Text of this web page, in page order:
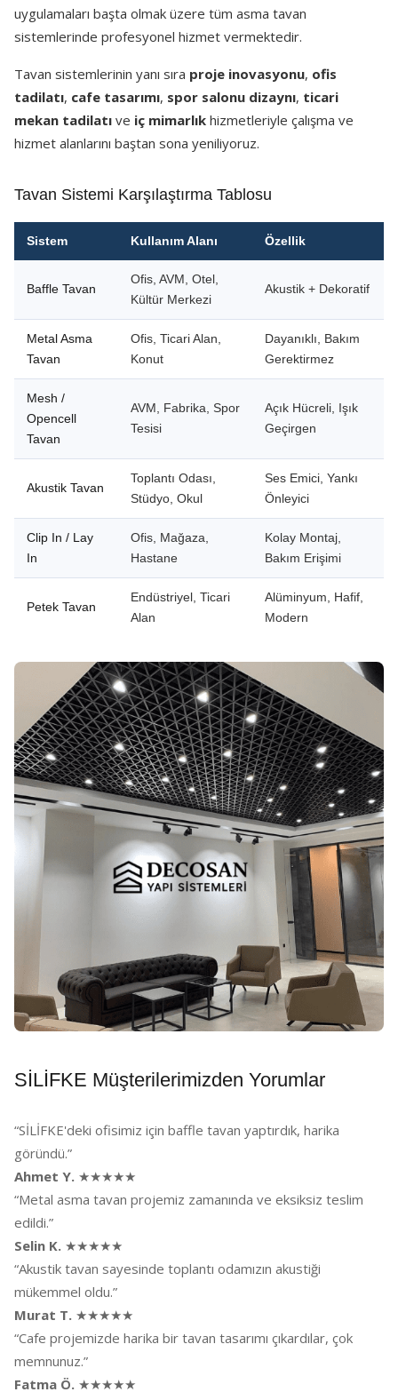
uygulamaları başta olmak üzere tüm asma tavan
sistemlerinde profesyonel hizmet vermektedir.
Tavan sistemlerinin yanı sıra proje inovasyonu, ofis
tadilatı, cafe tasarımı, spor salonu dizaynı, ticari
mekan tadilatı ve iç mimarlık hizmetleriyle çalışma ve
hizmet alanlarını baştan sona yeniliyoruz.
Tavan Sistemi Karşılaştırma Tablosu
Sistem Kullanım Alanı Özellik
Baffle Tavan
Ofis, AVM, Otel,
Kültür Merkezi
Akustik + Dekoratif
Metal Asma
Tavan
Ofis, Ticari Alan,
Konut
Dayanıklı, Bakım
Gerektirmez
Mesh /
Opencell
Tavan
AVM, Fabrika, Spor
Tesisi
Açık Hücreli, Işık
Geçirgen
Akustik Tavan
Toplantı Odası,
Stüdyo, Okul
Ses Emici, Yankı
Önleyici
Clip In / Lay
In
Ofis, Mağaza,
Hastane
Kolay Montaj,
Bakım Erişimi
Petek Tavan
Endüstriyel, Ticari
Alan
Alüminyum, Hafif,
Modern
SİLİFKE Müşterilerimizden Yorumlar
“SİLİFKE'deki ofisimiz için baffle tavan yaptırdık, harika
göründü.”
Ahmet Y. ★★★★★
“Metal asma tavan projemiz zamanında ve eksiksiz teslim
edildi.”
Selin K. ★★★★★
“Akustik tavan sayesinde toplantı odamızın akustiği
mükemmel oldu.”
Murat T. ★★★★★
“Cafe projemizde harika bir tavan tasarımı çıkardılar, çok
memnunuz.”
Fatma Ö. ★★★★★